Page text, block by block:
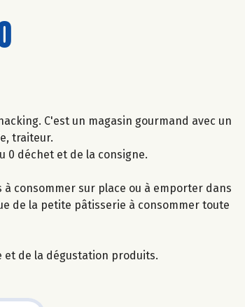
C'est un magasin gourmand avec un
traiteur.
0 déchet et de la consigne.
consommer sur place ou à emporter dans
de la petite pâtisserie à consommer toute
et de la dégustation produits.